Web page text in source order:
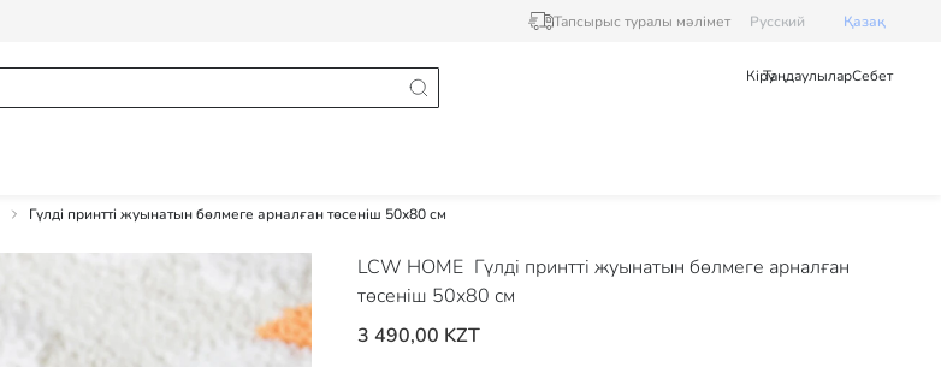
Тапсырыс туралы мәлімет Pусский Қазақ
КіруТаңдаулыларСебет
Гүлді принтті жуынатын бөлмеге арналған төсеніш 50x80 см
LCW HOME Гүлді принтті жуынатын бөлмеге арналған
төсеніш 50x80 см
3 490,00 KZT